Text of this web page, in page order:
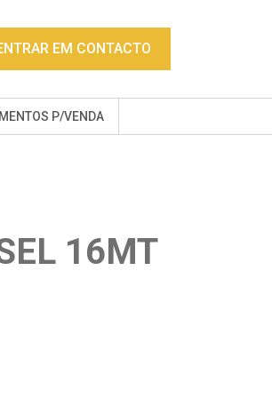
EM CONTACTO
P/VENDA
16MT